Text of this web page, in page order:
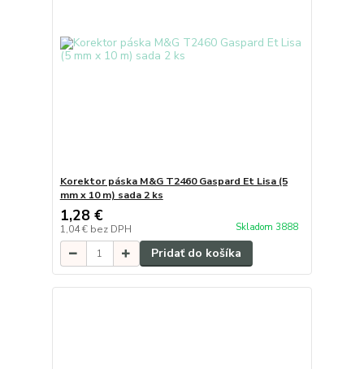
Korektor páska M&G T2460 Gaspard Et Lisa (5
mm x 10 m) sada 2 ks
1,28 €
1,04 € bez DPH Skladom 3888
Pridať do košíka